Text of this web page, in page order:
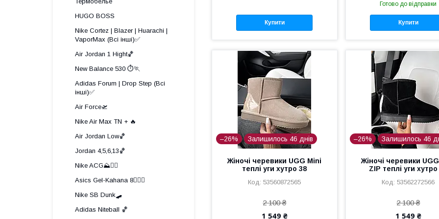
Купити
Готово до відправки
Купити
–26% Залишилось 46 днів
Жіночі черевики UGG Mini
теплі уги хутро 38
53560872565
2 100 ₴
1 549 ₴
–26% Залишилось 46
Жіночі черевики
ZIP теплі уги хутро
53562272566
2 100 ₴
1 549 ₴
HUGO BOSS
Nike Cortez | Blazer | Huarachi |
VaporMax (Всі інші)✅
Air Jordan 1 Hight🏀
New Balance 530 ⏱️🏃
Adidas Forum | Drop Step (Всі
інші)✅
Air Force🛫
Nike Air Max TN + 🔥
Air Jordan Low🏀
Jordan 4,5,6,13🏀
Nike ACG⛰️🧗‍♀️
Asics Gel-Kahana 8🏃🏼‍♂️
Nike SB Dunk🛹
Adidas Niteball 🏀